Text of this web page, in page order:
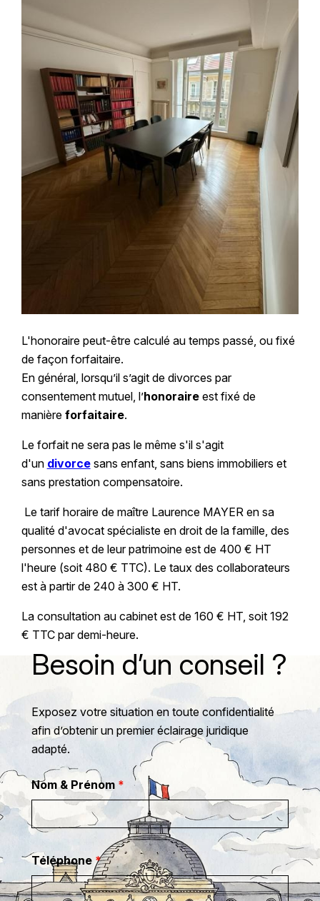
L'honoraire peut-être calculé au temps passé, ou fixé
de façon forfaitaire.
En général, lorsqu’il s’agit de divorces par
consentement mutuel, l’honoraireest fixé de
manière forfaitaire.
Le forfait ne sera pas le même s'il s'agit
d'un divorcesans enfant, sans biens immobiliers et
sans prestation compensatoire.
Le tarif horaire de maître Laurence MAYER en sa
qualité d'avocat spécialiste en droit de la famille, des
personnes et de leur patrimoine est de 400 € HT
l'heure (soit 480 € TTC). Le taux des collaborateurs
est à partir de 240 à 300 € HT.
La consultation au cabinet est de 160 € HT, soit 192
€ TTC par demi-heure.
Besoin d’un conseil ?
Exposez votre situation en toute confidentialité
afin d’obtenir un premier éclairage juridique
adapté.
Nom & Prénom *
Téléphone *